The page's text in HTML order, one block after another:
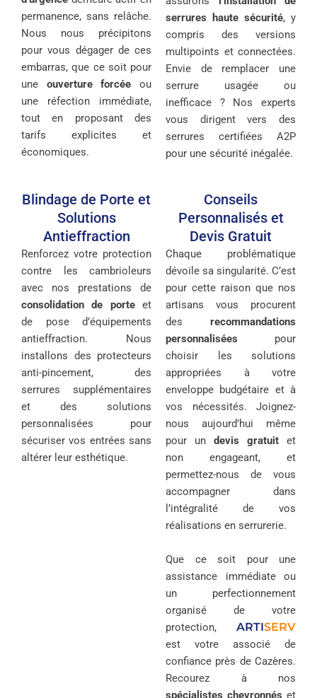
permanence, sans relâche.
Nous nous précipitons
pour vous dégager de ces
embarras, que ce soit pour
une ouverture forcée ou
une réfection immédiate,
tout en proposant des
tarifs explicites et
économiques.
serrures haute sécurité, y
compris des versions
multipoints et connectées.
Envie de remplacer une
serrure usagée ou
inefficace ? Nos experts
vous dirigent vers des
serrures certifiées A2P
pour une sécurité inégalée.
Blindage de Porte et
Solutions
Antieffraction
Renforcez votre protection
contre les cambrioleurs
avec nos prestations de
consolidation de porteet
de pose d’équipements
antieffraction. Nous
installons des protecteurs
anti-pincement, des
serrures supplémentaires
et des solutions
personnalisées pour
sécuriser vos entrées sans
altérer leur esthétique.
Conseils
Personnalisés et
Devis Gratuit
Chaque problématique
dévoile sa singularité. C’est
pour cette raison que nos
artisans vous procurent
des recommandations
personnalisées pour
choisir les solutions
appropriées à votre
enveloppe budgétaire et à
vos nécessités. Joignez-
nous aujourd’hui même
pour un devis gratuit et
non engageant, et
permettez-nous de vous
accompagner dans
l’intégralité de vos
réalisations en serrurerie.
Que ce soit pour une
assistance immédiate ou
un perfectionnement
organisé de votre
protection, ARTISERV
est votre associé de
confiance près de Cazères.
Recourez à nos
spécialistes chevronnés et